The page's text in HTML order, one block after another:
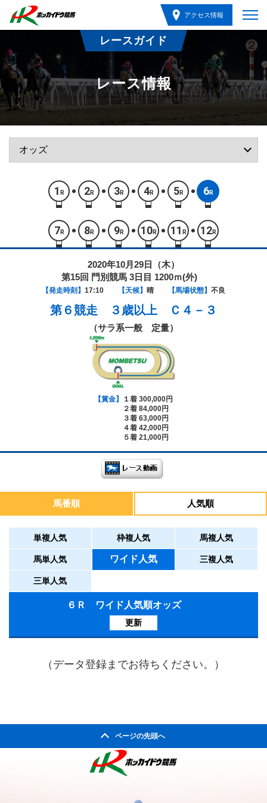
アクセス情報
レースガイド
レース情報
1 R 2R 3R 4R 5R 6R
7 R 8R 9R 10R 11 R 12R
2020年10月29日（木）
第15回 門別競馬 3日目 1200ｍ(外)
【発走時刻】 17:10 【天候】 晴 【馬場状態】 不良
第６競走 ３歳以上 Ｃ４－３
（サラ系一般 定量）
【賞金】
１着 300,000円
２着 84,000円
３着 63,000円
４着 42,000円
５着 21,000円
馬番順 人気順
単複人気 枠複人気 馬複人気
馬単人気 ワイド人気 三複人気
三単人気
６Ｒ ワイド人気順オッズ
更新
（データ登録までお待ちください。）
ページの先頭へ